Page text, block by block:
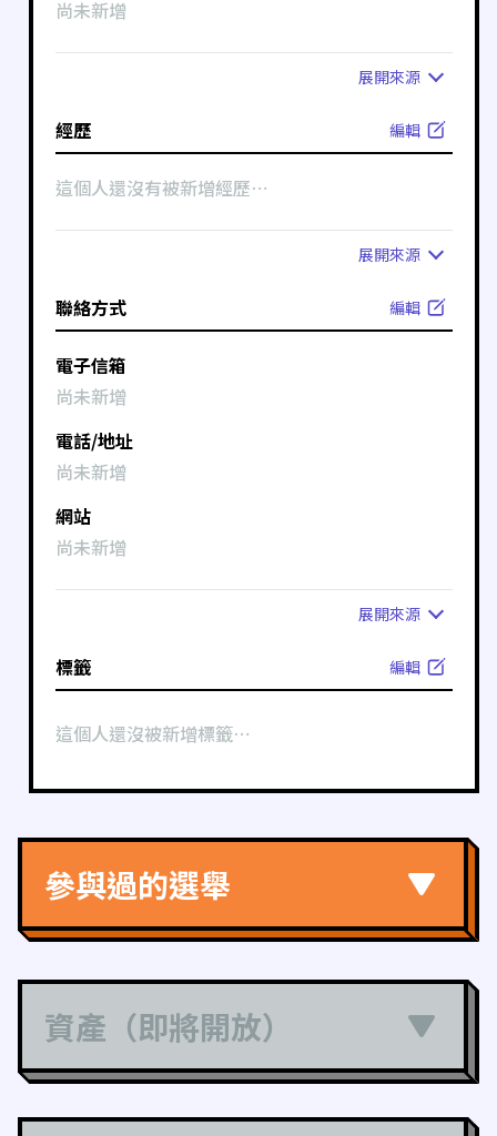
尚未新增
展開來源
經歷 編輯
這個人還沒有被新增經歷⋯
展開來源
聯絡方式 編輯
電子信箱
尚未新增
電話/地址
尚未新增
網站
尚未新增
展開來源
標籤 編輯
這個人還沒被新增標籤⋯
參與過的選舉
資產（即將開放）